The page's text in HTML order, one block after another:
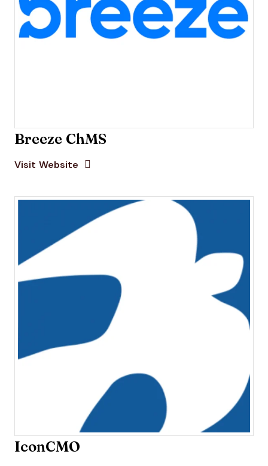
Breeze ChMS
Visit Website Opens New Window
IconCMO